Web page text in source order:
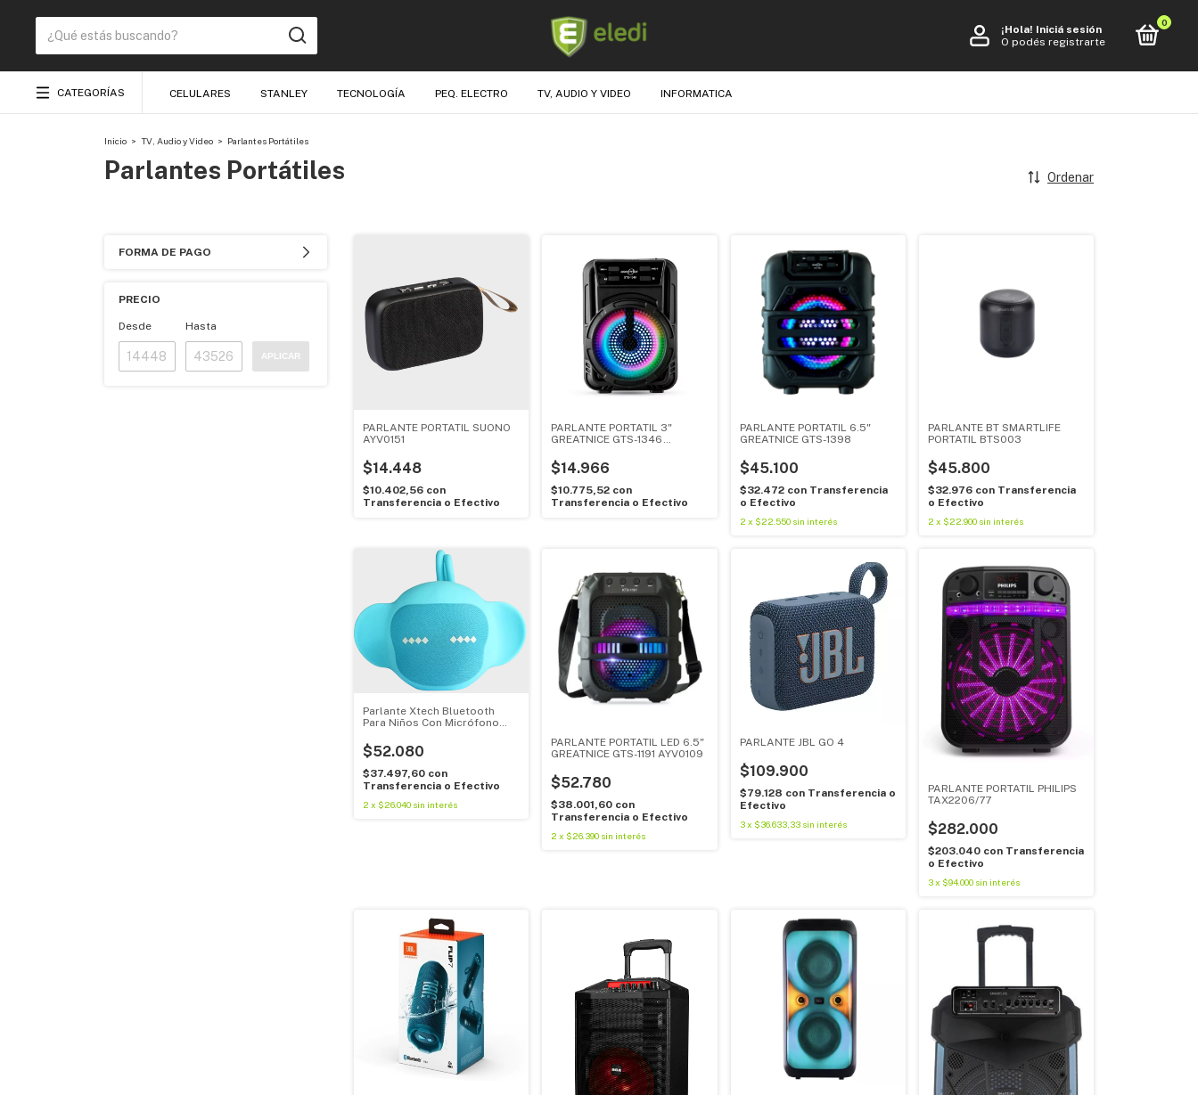
¡Hola! Iniciá sesión
O podés registrarte
0
CATEGORÍAS CELULARES STANLEY TECNOLOGÍA PEQ. ELECTRO TV, AUDIO Y VIDEO INFORMATICA
Inicio > TV, Audio y Video > Parlantes Portátiles
Parlantes Portátiles Ordenar
FORMA DE PAGO
PRECIO
Desde Hasta
APLICAR
PARLANTE PORTATIL SUONO
AYV0151
$14.448
$10.402,56 con
Transferencia o Efectivo
PARLANTE PORTATIL 3"
GREATNICE GTS-1346
$14.966
$10.775,52 con
Transferencia o Efectivo
PARLANTE PORTATIL 6.5"
GREATNICE GTS-1398
$45.100
$32.472 con Transferencia
o Efectivo
2 x $22.550 sin interés
PARLANTE BT SMARTLIFE
PORTATIL BTS003
$45.800
$32.976 con Transferencia
o Efectivo
2 x $22.900 sin interés
Parlante Xtech Bluetooth
Para Niños Con Micrófono
$52.080
$37.497,60 con
Transferencia o Efectivo
2 x $26.040 sin interés
PARLANTE PORTATIL LED 6.5"
GREATNICE GTS-1191 AYV0109
$52.780
$38.001,60 con
Transferencia o Efectivo
2 x $26.390 sin interés
PARLANTE JBL GO 4
$109.900
$79.128 con Transferencia o
Efectivo
3 x $36.633,33 sin interés
PARLANTE PORTATIL PHILIPS
TAX2206/77
$282.000
$203.040 con Transferencia
o Efectivo
3x $94.000 sin interés